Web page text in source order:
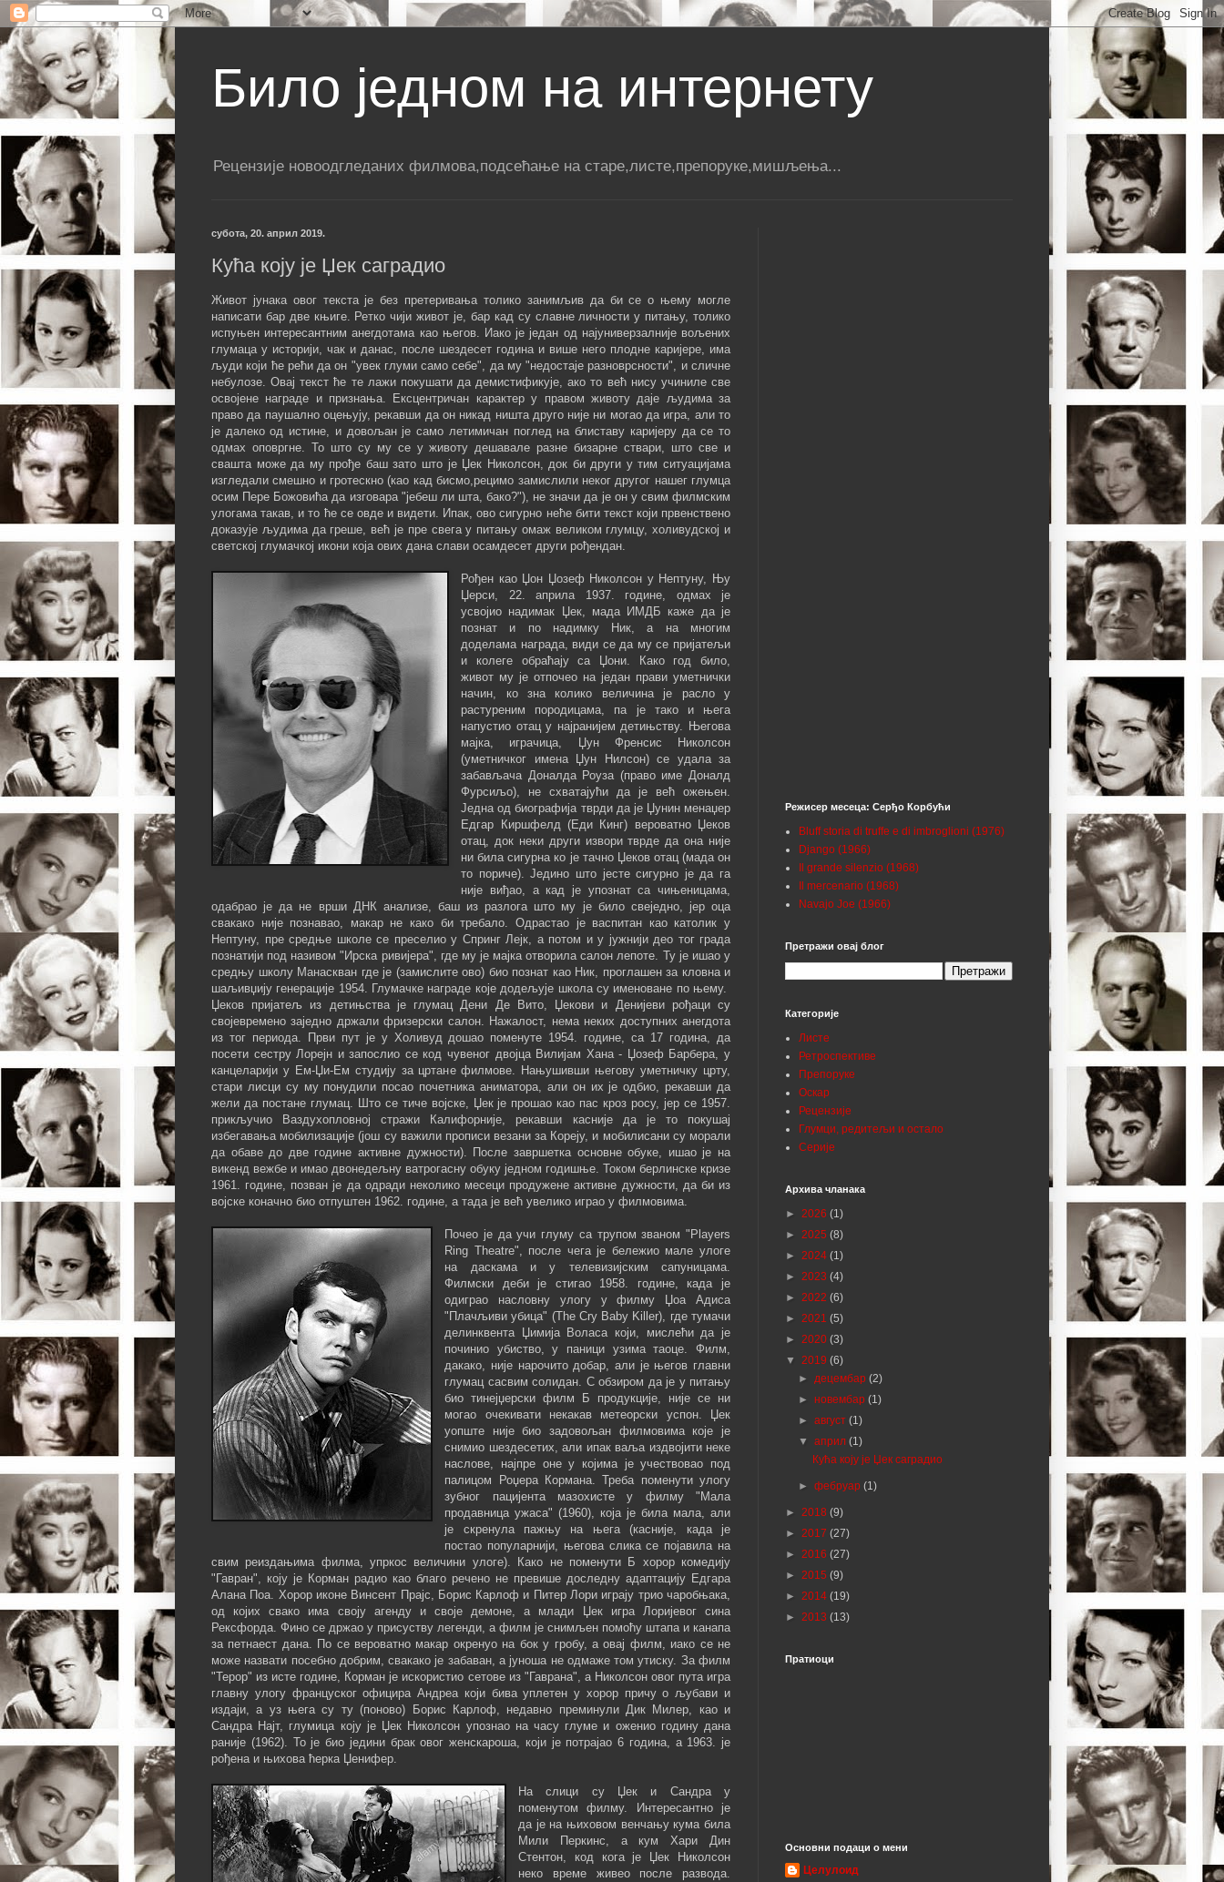
Било једном на интернету
Рецензије новоодгледаних филмова,подсећање на старе,листе,препоруке,мишљења...
субота, 20. април 2019.
Кућа коју је Џек саградио
Живот јунака овог текста је без претеривања толико занимљив да би се о њему могле
написати бар две књиге. Ретко чији живот је, бар кад су славне личности у питању, толико
испуњен интересантним анегдотама као његов. Иако је један од најуниверзалније вољених
глумаца у историји, чак и данас, после шездесет година и више него плодне каријере, има
људи који ће рећи да он "увек глуми само себе", да му "недостаје разноврсности", и сличне
небулозе. Овај текст ће те лажи покушати да демистификује, ако то већ нису учиниле све
освојене награде и признања. Ексцентричан карактер у правом животу даје људима за
право да паушално оцењују, рекавши да он никад ништа друго није ни могао да игра, али то
је далеко од истине, и довољан је само летимичан поглед на блиставу каријеру да се то
одмах оповргне. То што су му се у животу дешавале разне бизарне ствари, што све и
свашта може да му прође баш зато што је Џек Николсон, док би други у тим ситуацијама
изгледали смешно и гротескно (као кад бисмо,рецимо замислили неког другог нашег глумца
осим Пере Божовића да изговара "јебеш ли шта, бако?"), не значи да је он у свим филмским
улогама такав, и то ће се овде и видети. Ипак, ово сигурно неће бити текст који првенствено
доказује људима да греше, већ је пре свега у питању омаж великом глумцу, холивудској и
светској глумачкој икони која ових дана слави осамдесет други рођендан.
Рођен као Џон Џозеф Николсон у Нептуну, Њу
Џерси, 22. априла 1937. године, одмах је
усвојио надимак Џек, мада ИМДБ каже да је
познат и по надимку Ник, а на многим
доделама награда, види се да му се пријатељи
и колеге обраћају са Џони. Како год било,
живот му је отпочео на један прави уметнички
начин, ко зна колико величина је расло у
растуреним породицама, па је тако и њега
напустио отац у најранијем детињству. Његова
мајка, играчица, Џун Френсис Николсон
(уметничког имена Џун Нилсон) се удала за
забављача Доналда Роуза (право име Доналд
Фурсиљо), не схватајући да је већ ожењен.
Једна од биографија тврди да је Џунин менаџер
Едгар Киршфелд (Еди Кинг) вероватно Џеков
отац, док неки други извори тврде да она није
ни била сигурна ко је тачно Џеков отац (мада он
то пориче). Једино што јесте сигурно је да га
није виђао, а кад је упознат са чињеницама,
одабрао је да не врши ДНК анализе, баш из разлога што му је било свеједно, јер оца
свакако није познавао, макар не како би требало. Одрастао је васпитан као католик у
Нептуну, пре средње школе се преселио у Спринг Лејк, а потом и у јужнији део тог града
познатији под називом "Ирска ривијера", где му је мајка отворила салон лепоте. Ту је ишао у
средњу школу Манаскван где је (замислите ово) био познат као Ник, проглашен за кловна и
шаљивџију генерације 1954. Глумачке награде које додељује школа су именоване по њему.
Џеков пријатељ из детињства је глумац Дени Де Вито, Џекови и Денијеви рођаци су
својевремено заједно држали фризерски салон. Нажалост, нема неких доступних анегдота
из тог периода. Први пут је у Холивуд дошао поменуте 1954. године, са 17 година, да
посети сестру Лорејн и запослио се код чувеног двојца Вилијам Хана - Џозеф Барбера, у
канцеларији у Ем-Џи-Ем студију за цртане филмове. Нањушивши његову уметничку црту,
стари лисци су му понудили посао почетника аниматора, али он их је одбио, рекавши да
жели да постане глумац. Што се тиче војске, Џек је прошао као пас кроз росу, јер се 1957.
прикључио Ваздухопловној стражи Калифорније, рекавши касније да је то покушај
избегавања мобилизације (још су важили прописи везани за Кореју, и мобилисани су морали
да обаве до две године активне дужности). После завршетка основне обуке, ишао је на
викенд вежбе и имао двонедељну ватрогасну обуку једном годишње. Током берлинске кризе
1961. године, позван је да одради неколико месеци продужене активне дужности, да би из
војске коначно био отпуштен 1962. године, а тада је већ увелико играо у филмовима.
Почео је да учи глуму са трупом званом "Players
Ring Theatre", после чега је бележио мале улоге
на даскама и у телевизијским сапуницама.
Филмски деби је стигао 1958. године, када је
одиграо насловну улогу у филму Џоа Адиса
"Плачљиви убица" (The Cry Baby Killer), где тумачи
делинквента Џимија Воласа који, мислећи да је
починио убиство, у паници узима таоце. Филм,
дакако, није нарочито добар, али је његов главни
глумац сасвим солидан. С обзиром да је у питању
био тинејџерски филм Б продукције, није се ни
могао очекивати некакав метеорски успон. Џек
уопште није био задовољан филмовима које је
снимио шездесетих, али ипак ваља издвојити неке
наслове, најпре оне у којима је учествовао под
палицом Роџера Кормана. Треба поменути улогу
зубног пацијента мазохисте у филму "Мала
продавница ужаса" (1960), која је била мала, али
је скренула пажњу на њега (касније, када је
постао популарнији, његова слика се појавила на
свим реиздањима филма, упркос величини улоге). Како не поменути Б хорор комедију
"Гавран", коју је Корман радио као благо речено не превише доследну адаптацију Едгара
Алана Поа. Хорор иконе Винсент Прајс, Борис Карлоф и Питер Лори играју трио чаробњака,
од којих свако има своју агенду и своје демоне, а млади Џек игра Лоријевог сина
Рексфорда. Фино се држао у присуству легенди, а филм је снимљен помоћу штапа и канапа
за петнаест дана. По се вероватно макар окренуо на бок у гробу, а овај филм, иако се не
може назвати посебно добрим, свакако је забаван, а јуноша не одмаже том утиску. За филм
"Терор" из исте године, Корман је искористио сетове из "Гаврана", а Николсон овог пута игра
главну улогу француског официра Андреа који бива уплетен у хорор причу о љубави и
издаји, а уз њега су ту (поново) Борис Карлоф, недавно преминули Дик Милер, као и
Сандра Најт, глумица коју је Џек Николсон упознао на часу глуме и оженио годину дана
раније (1962). То је био једини брак овог женскароша, који је потрајао 6 година, а 1963. је
рођена и њихова ћерка Џенифер.
На слици су Џек и Сандра у
поменутом филму. Интересантно је
да је на њиховом венчању кума била
Мили Перкинс, а кум Хари Дин
Стентон, код кога је Џек Николсон
неко време живео после развода.
Режисер месеца: Серђо Корбући
Bluff storia di truffe e di imbroglioni (1976)
Django (1966)
Il grande silenzio (1968)
Il mercenario (1968)
Navajo Joe (1966)
Претражи овај блог
Категорије
Листе
Ретроспективе
Препоруке
Оскар
Рецензије
Глумци, редитељи и остало
Серије
Архива чланака
► 2026 (1)
► 2025 (8)
► 2024 (1)
► 2023 (4)
► 2022 (6)
► 2021 (5)
► 2020 (3)
▼ 2019 (6)
►децембар(2)
►новембар(1)
►август(1)
▼април(1)
Кућа коју је Џек саградио
►фебруар(1)
► 2018 (9)
► 2017 (27)
► 2016 (27)
► 2015 (9)
► 2014 (19)
► 2013 (13)
Пратиоци
Основни подаци о мени
Целулоид